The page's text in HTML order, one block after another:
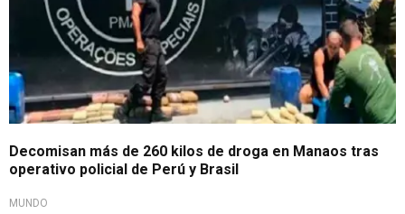
Decomisan más de 260 kilos de droga en Manaos tras
operativo policial de Perú y Brasil
MUNDO